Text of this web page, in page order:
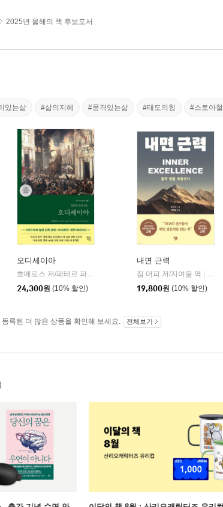
2025년 올해의 책 후보도서
있는삶 #삶의지혜 #품격있는삶 #태도의힘 #스토아
오디세이아
호메로스 저/페테르 파울 루벤스 그림/박문재 역 | 현대지성
24,300원 (10% 할인)
내면 근력
짐 머피 저/지여울 역
윌북
19,800원 (10% 할인)
록된 더 많은 상품을 확인해 보세요. 전체보기